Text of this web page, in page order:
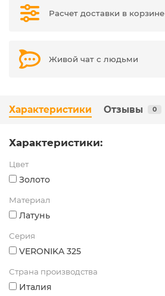
Расчет доставки в корзине
Живой чат с людьми
Характеристики Отзывы 0
Характеристики:
Цвет
Золото
Материал
Латунь
Серия
VERONIKA 325
Страна производства
Италия